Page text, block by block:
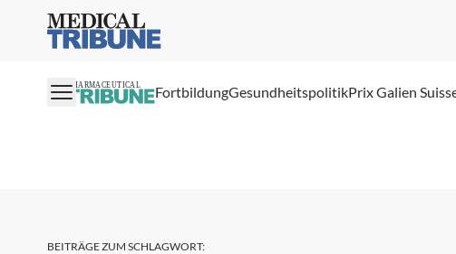
Medical Tribune
PHARMACEUTICAL FortbildungGesundheitspolitikPrix Galien
BEITRÄGE ZUM SCHLAGWORT: